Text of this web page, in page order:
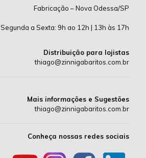
Fabricação – Nova Odessa/SP
Segunda a Sexta: 9h ao 12h | 13h às 17h
Distribuição para lojistas
thiago@zinnigabaritos.com.br
Mais informações e Sugestões
thiago@zinnigabaritos.com.br
Conheça nossas redes sociais